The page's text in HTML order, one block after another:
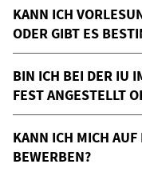
KANN ICH
ODER GIBT ES
BIN ICH BEI DER IU
FEST ANGESTELLT
KANN ICH MICH
BEWERBEN?